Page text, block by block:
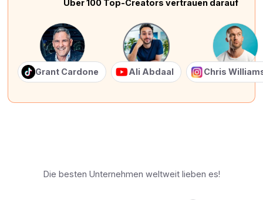
Über 100 Top-Creators vertrauen darauf
Grant Cardone Ali Abdaal Chris
Die besten Unternehmen weltweit lieben es!